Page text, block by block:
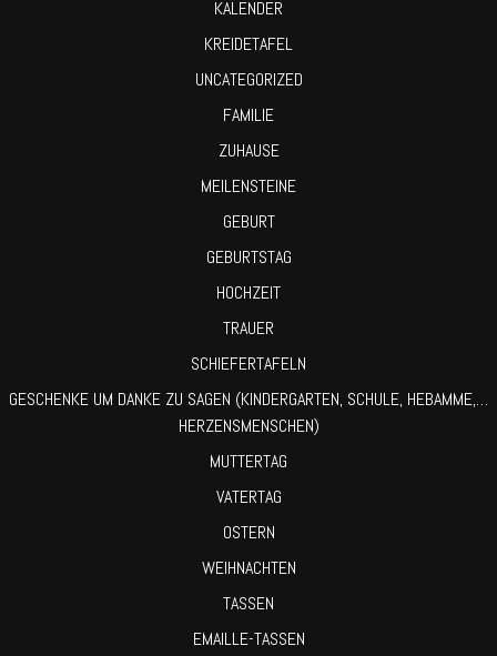
KALENDER
KREIDETAFEL
UNCATEGORIZED
FAMILIE
ZUHAUSE
MEILENSTEINE
GEBURT
GEBURTSTAG
HOCHZEIT
TRAUER
SCHIEFERTAFELN
GESCHENKE UM DANKE ZU SAGEN (KINDERGARTEN, SCHULE, HEBAMME,…
HERZENSMENSCHEN)
MUTTERTAG
VATERTAG
OSTERN
WEIHNACHTEN
TASSEN
EMAILLE-TASSEN